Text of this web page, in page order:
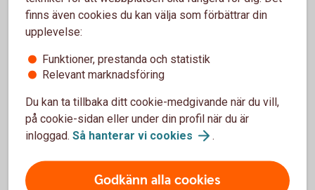
webbplatser. Du kan till exempel titta efter följande:
Följer fondbolaget Parisavtalet?
Parisavtalet slöts 2015 där världens länder kom överens
om att gemensamt bekämpa klimatkrisen. Avtalet syftar
bland annat till att den globala uppvärmningen inte ska
överstiga 1,5 grader. Många fondbolag har satt kortsiktiga
vara i linje med Parisavtalet.
finns även cookies du kan välja som förbättrar din
upplevelse:
Funktioner, prestanda och statistik
Relevant marknadsföring
Du kan ta tillbaka ditt cookie-medgivande när du vill,
på cookie-sidan eller under din profil när du är
inloggad. Så hanterar vi cookies .
Godkänn alla cookies